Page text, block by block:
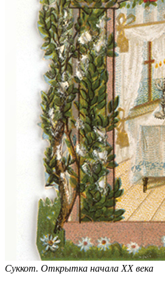
Суккот. Открытка начала XX века